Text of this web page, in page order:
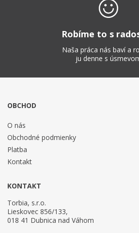
Robíme to s
Naša práca nás baví a
ju denne s
OBCHOD
O nás
Obchodné podmienky
Platba
Kontakt
KONTAKT
Torbia, s.r.o.
Lieskovec 856/133,
018 41 Dubnica nad Váhom